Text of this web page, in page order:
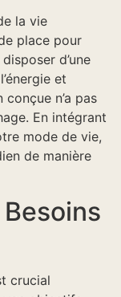
la vie
place pour
d’une
et
n’a pas
En intégrant
mode de vie,
de manière
crucial